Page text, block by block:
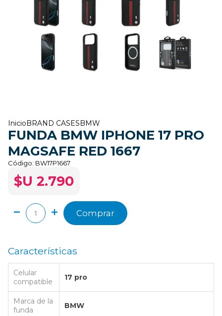
Inicio BRAND CASES BMW
FUNDA BMW IPHONE 17 PRO
MAGSAFE RED 1667
Código: BW17P1667
$U 2.790
Comprar
Características
Celular
compatible
17 pro
Marca de la
funda
BMW